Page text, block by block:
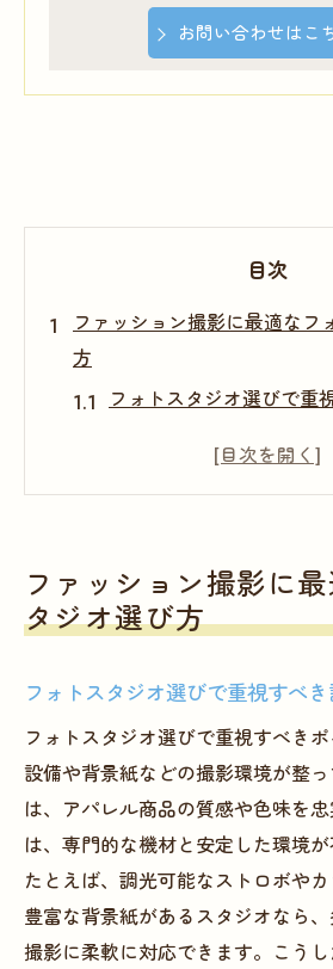
お問い合わせはこ
目次
ファッション撮影に最適なフ
方
フォトスタジオ選びで重
モデル撮影に適したスタ
衣装や小物に合わせたフ
アクセス良好なフォトス
アパレル撮影で映えるモデル
フォトスタジオでモデル
方法
アパレル撮影で活きるモ
撮影現場で役立つモデル
ション
ファッション撮影に
タジオ選び方
フォトスタジオ選びで重視すべ
フォトスタジオ選びで重視すべき
設備や背景紙などの撮影環境が整
は、アパレル商品の質感や色味を
は、専門的な機材と安定した環境が
たとえば、調光可能なストロボや
豊富な背景紙があるスタジオなら
撮影に柔軟に対応できます。こう